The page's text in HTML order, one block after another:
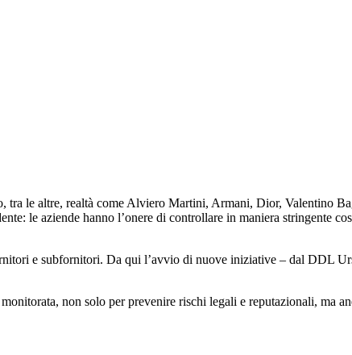
le altre, realtà come Alviero Martini, Armani, Dior, Valentino
le aziende hanno l’onere di controllare in maniera stringente
e subfornitori. Da qui l’avvio di nuove iniziative – dal DDL
non solo per prevenire rischi legali e reputazionali, ma